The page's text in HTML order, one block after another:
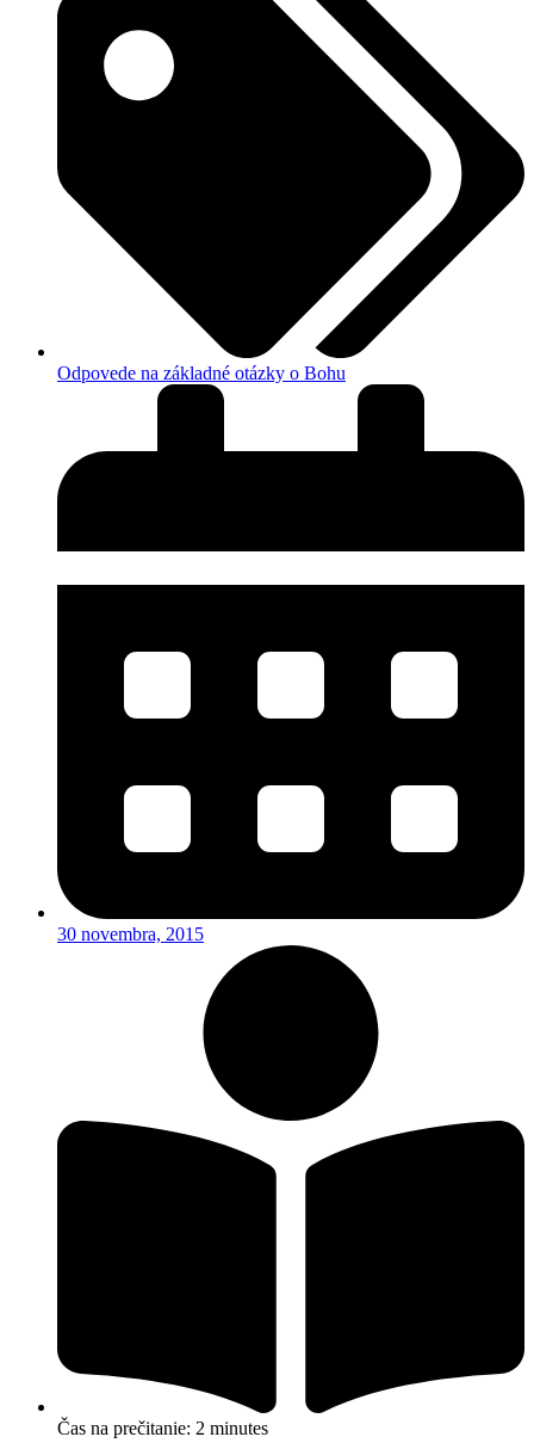
Odpovede na základné otázky o Bohu
30 novembra, 2015
Čas na prečitanie: 2 minutes